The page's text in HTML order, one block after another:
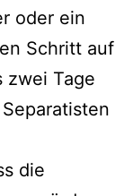
oder ein
Schritt auf
zwei Tage
die